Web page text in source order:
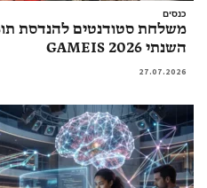
כנסים
משלחת סטודנטים להנדסת
השנתי GAMEIS 2026
27.07.2026